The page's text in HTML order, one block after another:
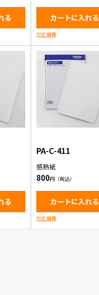
る カートに入れる
対応機種
る
PA-C-411
感熱紙
800
カートに入れる
対応機種